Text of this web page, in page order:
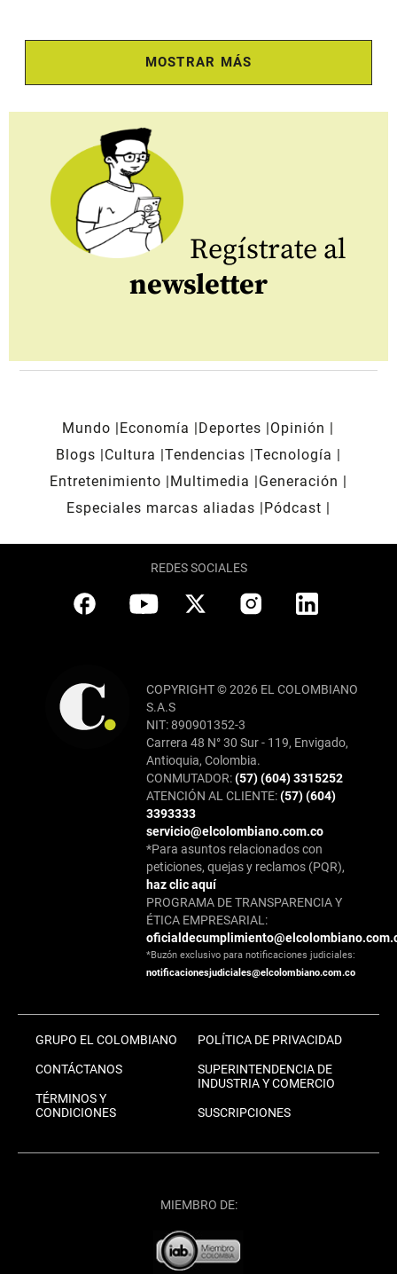
MOSTRAR MÁS
Regístrate al
newsletter
Mundo Economía Deportes
Opinión
Blogs
Cultura Tendencias Tecnología
Entretenimiento
Multimedia
Generación
Especiales marcas aliadas
Pódcast
REDES SOCIALES
COPYRIGHT © 2026 EL COLOMBIANO
S.A.S
NIT: 890901352-3
Carrera 48 N° 30 Sur - 119, Envigado,
Antioquia, Colombia.
CONMUTADOR:(57) (604) 3315252
ATENCIÓN AL CLIENTE:(57) (604)
3393333
servicio@elcolombiano.com.co
*Para asuntos relacionados con
peticiones, quejas y reclamos (PQR),
haz clic aquí
PROGRAMA DE TRANSPARENCIA Y
ÉTICA EMPRESARIAL:
*Buzón exclusivo para notificaciones judiciales:
notificacionesjudiciales@elcolombiano.com.co
GRUPO EL COLOMBIANO
CONTÁCTANOS
TÉRMINOS Y
CONDICIONES
POLÍTICA DE PRIVACIDAD
SUPERINTENDENCIA DE
INDUSTRIA Y COMERCIO
SUSCRIPCIONES
MIEMBRO DE: